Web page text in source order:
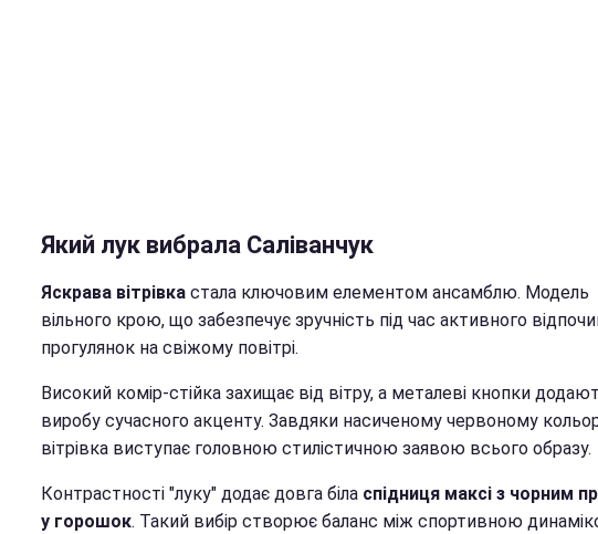
Який лук вибрала Саліванчук
Яскрава вітрівка стала ключовим елементом ансамблю. Модель
вільного крою, що забезпечує зручність під час активного
прогулянок на свіжому повітрі.
Високий комір-стійка захищає від вітру, а металеві кнопки
виробу сучасного акценту. Завдяки насиченому червоному
вітрівка виступає головною стилістичною заявою всього образу.
Контрастності "луку" додає довга біла спідниця максі з чорним
у горошок. Такий вибір створює баланс між спортивною